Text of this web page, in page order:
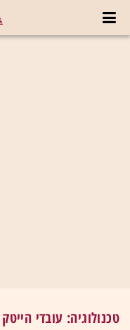
טכנולוגיה: עובדי הייטק